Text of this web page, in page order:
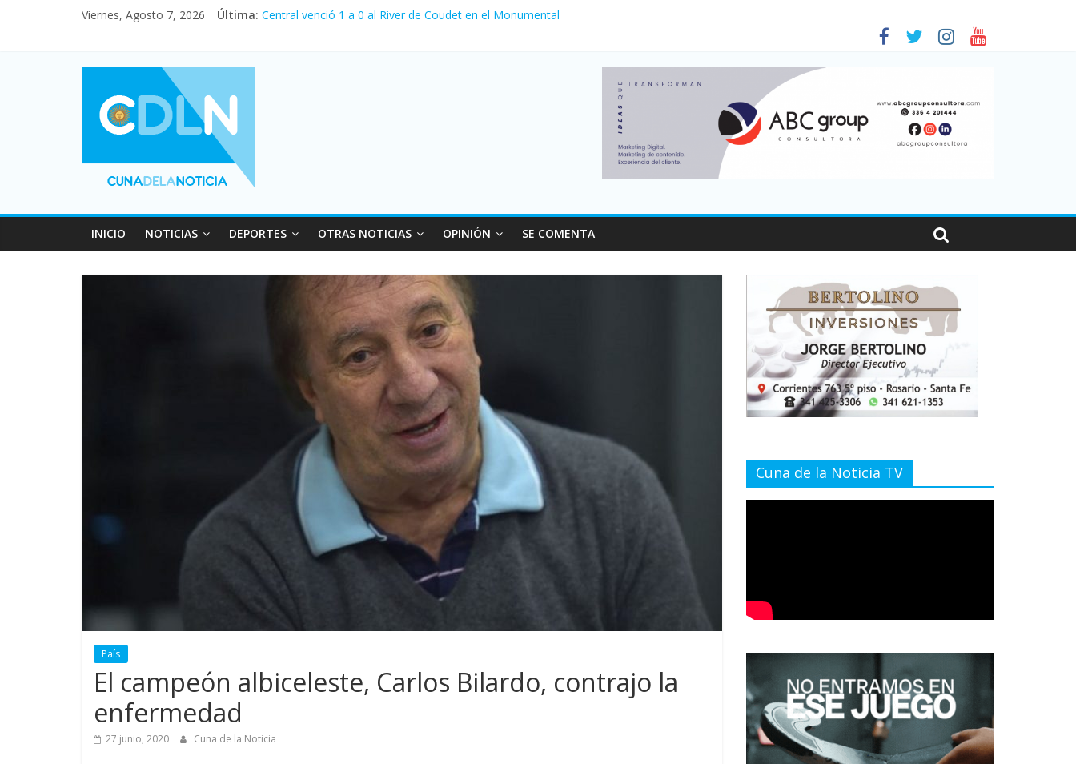
Viernes, Agosto 7, 2026 Última: Central venció 1 a 0 al River de Coudet en el Monumental
Vacaciones de invierno con más movimiento y consumo turístico: 4,6 millones de personas viajaron por el país, un 5,9% más que en 2025
INICIO NOTICIAS DEPORTES OTRAS NOTICIAS OPINIÓN SE COMENTA
País
El campeón albiceleste, Carlos Bilardo, contrajo la
enfermedad
27 junio, 2020 Cuna de la Noticia
Cuna de la Noticia TV